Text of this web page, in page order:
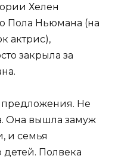
Хелен
Пола Ньюмана (на
актрис),
закрыла за
предложения. Не
Она вышла замуж
и семья
Полвека